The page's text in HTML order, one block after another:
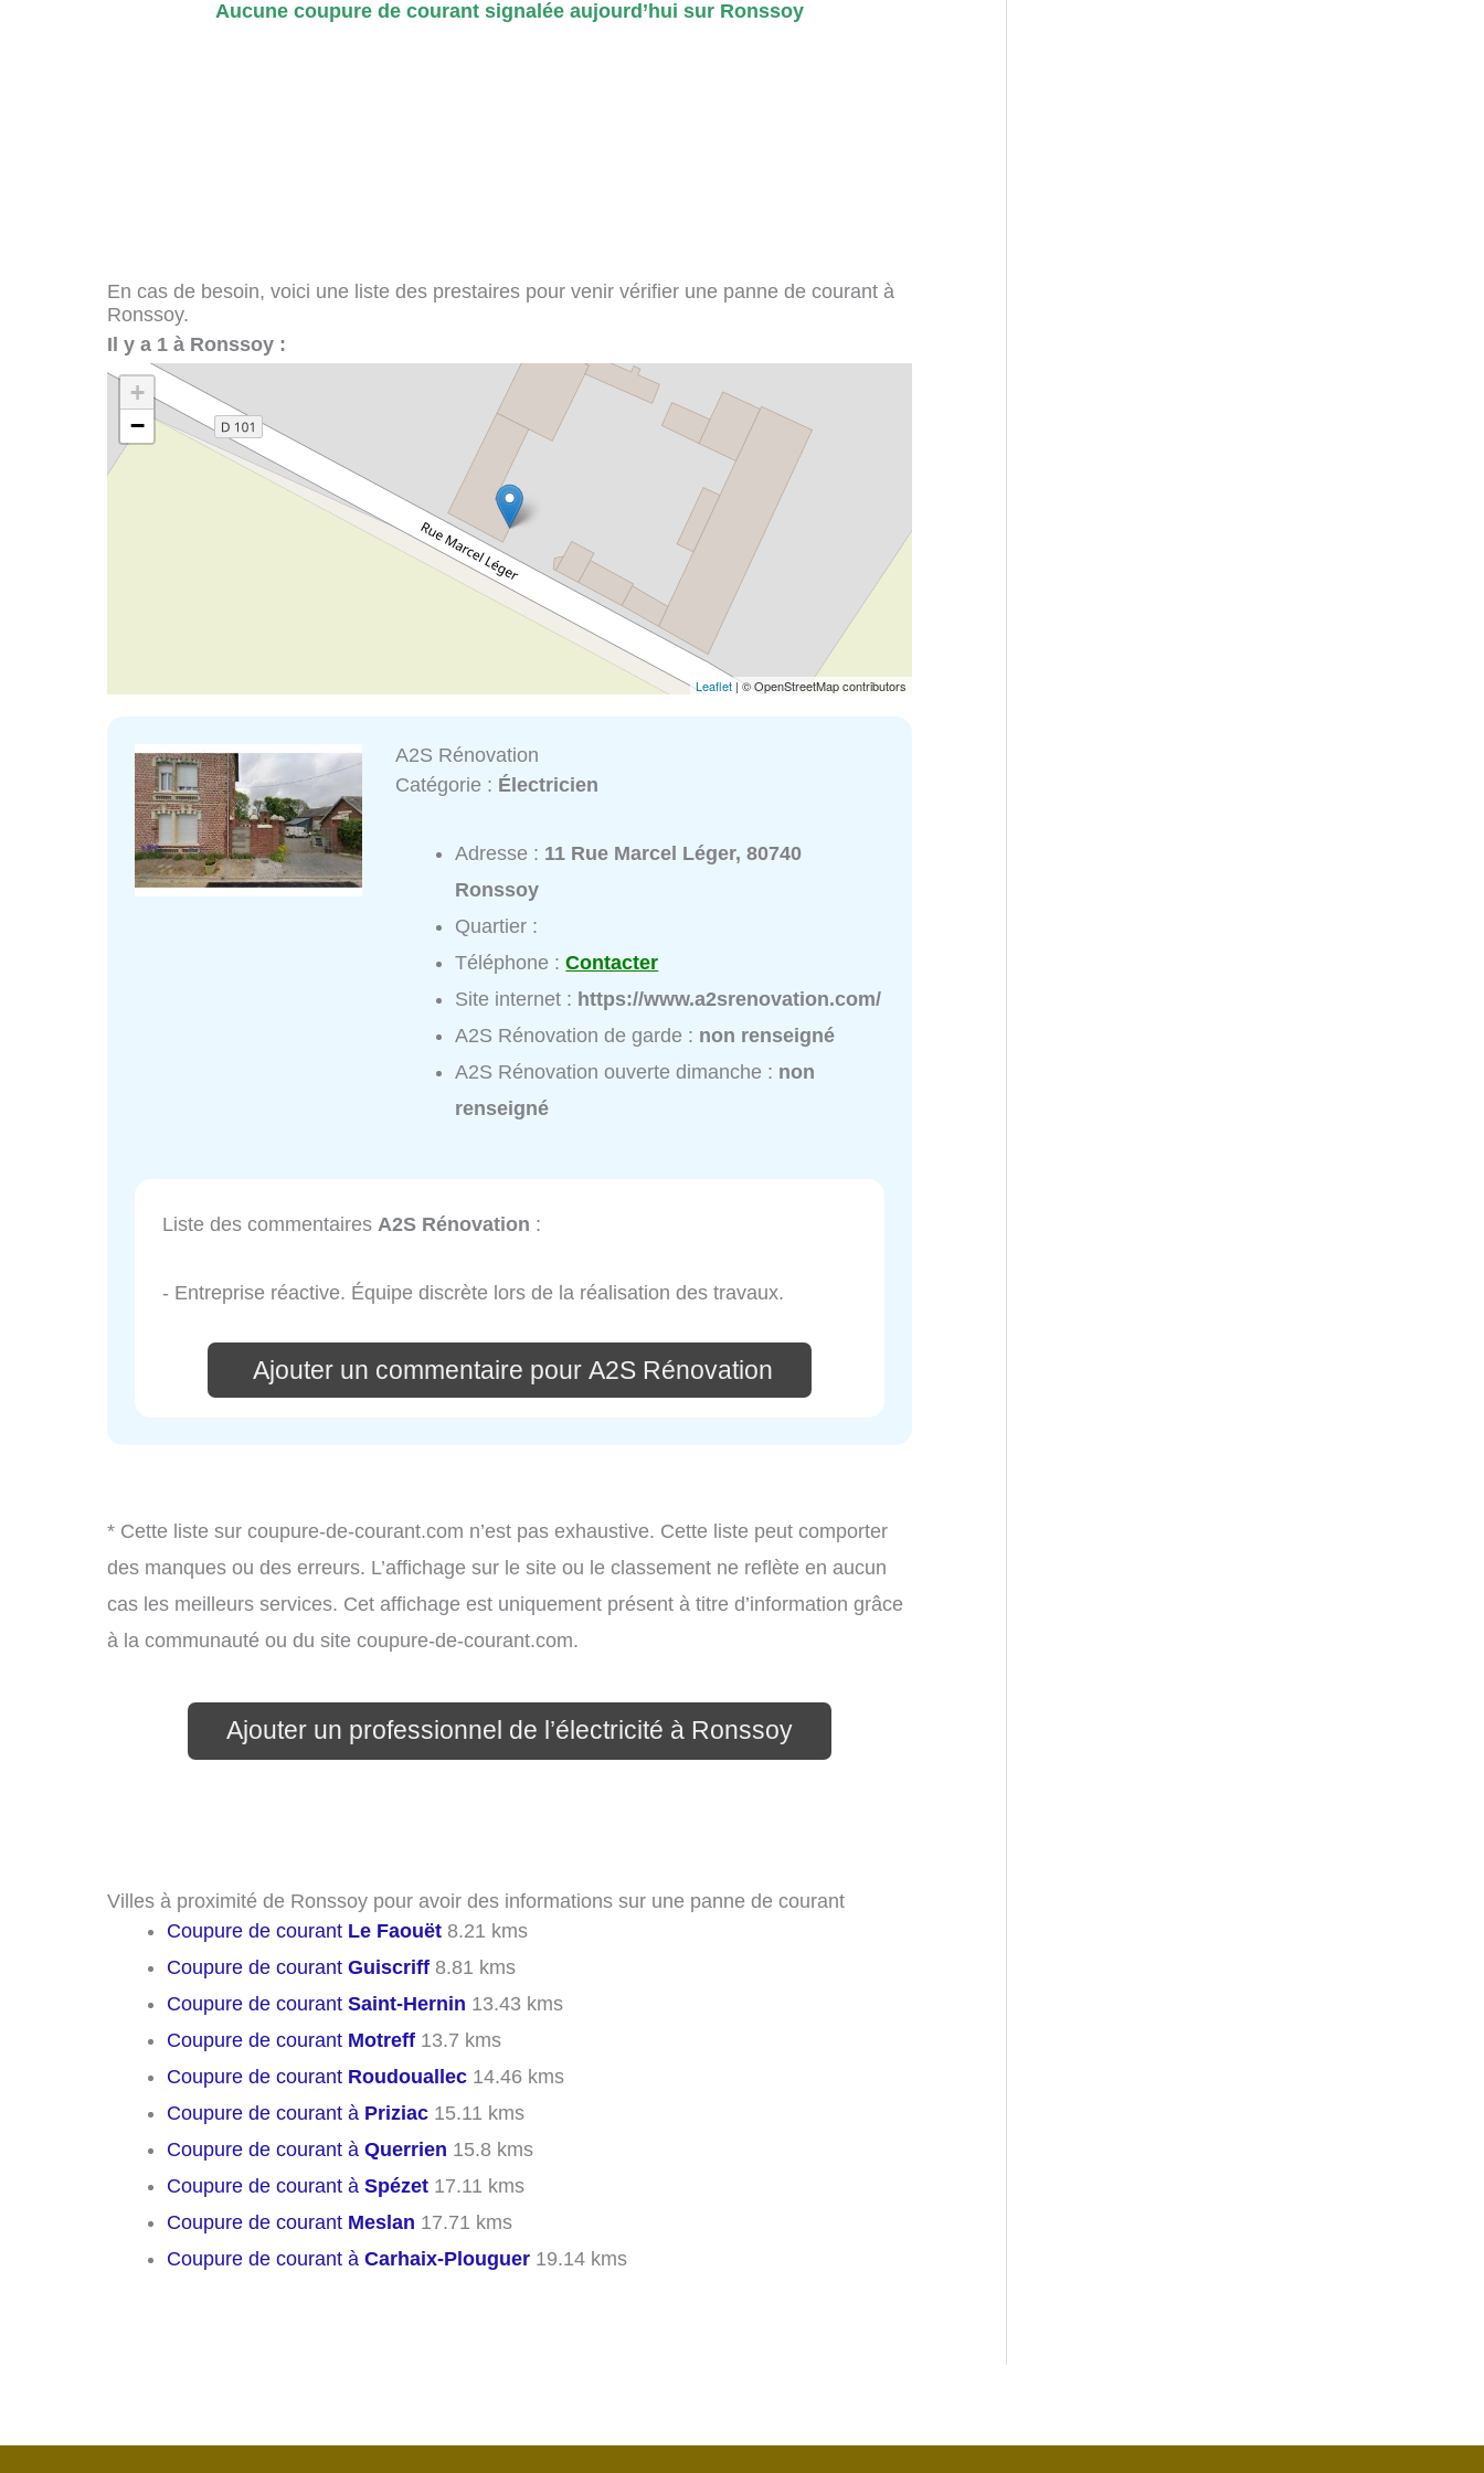
Aucune coupure de courant signalée aujourd’hui sur Ronssoy
En cas de besoin, voici une liste des prestaires pour venir vérifier une panne de courant à
Ronssoy.
Il y a 1 à Ronssoy :
+
−
Leaflet | © OpenStreetMap contributors
A2S Rénovation
Catégorie : Électricien
Adresse : 11 Rue Marcel Léger, 80740
Ronssoy
Quartier :
Téléphone :Contacter
Site internet : https://www.a2srenovation.com/
A2S Rénovation de garde : non renseigné
A2S Rénovation ouverte dimanche : non
renseigné
Liste des commentaires A2S Rénovation :
- Entreprise réactive. Équipe discrète lors de la réalisation des travaux.
Ajouter un commentaire pour A2S Rénovation
* Cette liste sur coupure-de-courant.com n’est pas exhaustive. Cette liste peut comporter
des manques ou des erreurs. L’affichage sur le site ou le classement ne reflète en aucun
cas les meilleurs services. Cet affichage est uniquement présent à titre d’information grâce
à la communauté ou du site coupure-de-courant.com.
Ajouter un professionnel de l’électricité à Ronssoy
Villes à proximité de Ronssoy pour avoir des informations sur une panne de courant
Coupure de courant Le Faouët 8.21 kms
Coupure de courant Guiscriff 8.81 kms
Coupure de courant Saint-Hernin 13.43 kms
Coupure de courant Motreff 13.7 kms
Coupure de courant Roudouallec 14.46 kms
Coupure de courant à Priziac 15.11 kms
Coupure de courant à Querrien 15.8 kms
Coupure de courant à Spézet 17.11 kms
Coupure de courant Meslan 17.71 kms
Coupure de courant à Carhaix-Plouguer 19.14 kms